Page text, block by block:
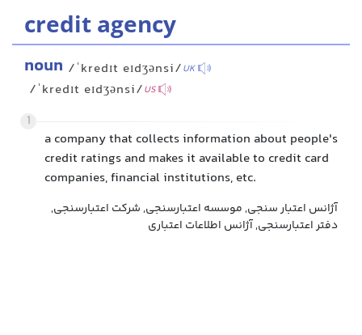
credit agency
noun /ˈkredɪt eɪdʒənsi/UK
/ˈkredɪt eɪdʒənsi/US
1
a company that collects information about people's
credit ratings and makes it available to credit card
companies, financial institutions, etc.
آژانس اعتبار سنجی, موسسه اعتبارسنجی, شرکت اعتبارسنجی,
دفتر اعتبارسنجی, آژانس اطلاعات اعتباری